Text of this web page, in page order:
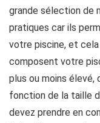
grande sélection de
pratiques car ils
votre piscine, et
composent votre
plus ou moins élevé,
fonction de la taille
devez prendre en